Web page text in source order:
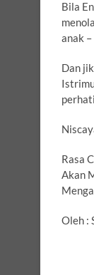
Bila
anak –
Dan
Rasa
Akan
Oleh :